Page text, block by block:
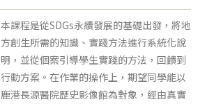
本課程是從SDGs永續發展的基礎出發，將地
方創生所需的知識、實踐方法進行系統化說
明，並從個案引導學生實踐的方法，回饋到
行動方案。在作業的操作上，期望同學能以
鹿港長源醫院歷史影像館為對象，經由真實